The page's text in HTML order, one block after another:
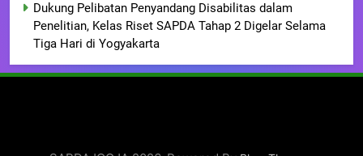
Dukung Pelibatan Penyandang Disabilitas dalam
Penelitian, Kelas Riset SAPDA Tahap 2 Digelar Selama
Tiga Hari di Yogyakarta